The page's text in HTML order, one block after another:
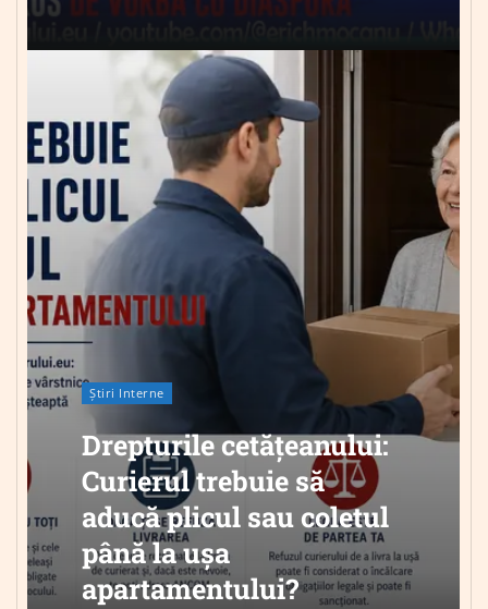
Știri Interne
Drepturile cetățeanului:
Curierul trebuie să
aducă plicul sau coletul
până la ușa
apartamentului?